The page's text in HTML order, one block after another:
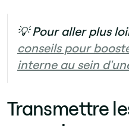
💡 Pour aller plus
conseils pour
interne au sein
Transmettre